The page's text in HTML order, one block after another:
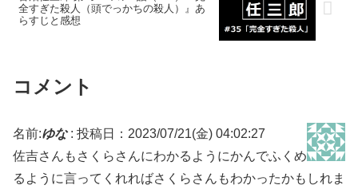
全すぎた殺人（頭でっかちの殺人）』あ
らすじと感想
コメント
名前:ゆな: 投稿日：2023/07/21(金) 04:02:27
佐吉さんもさくらさんにわかるようにかんでふくめ
るように言ってくれればさくらさんもわかったかもしれま